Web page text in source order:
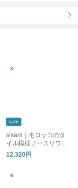
sale
sisam｜モロッコのタ
イル模様ノースリワン
ピース【ノースリー
ブ】【涼しいロング
ットン】/ OCタイルノ
12,320円